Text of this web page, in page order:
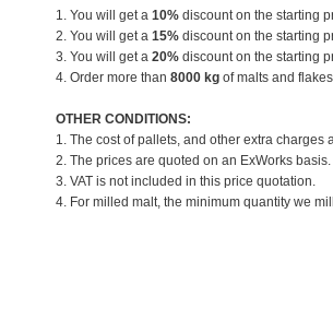
1. You will get a 10% discount on the starting
2. You will get a 15% discount on the starting
3. You will get a 20% discount on the starting
4. Order more than 8000 kg of malts and
OTHER CONDITIONS:
1. The cost of pallets, and other extra
2. The prices are quoted on an ExWorks
3. VAT is not included in this price quotation.
4. For milled malt, the minimum quantity we